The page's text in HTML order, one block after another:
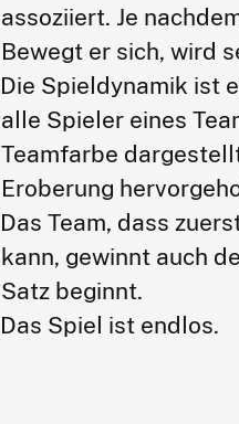
assoziiert. Je
Bewegt er sich, wird
Die Spieldynamik ist
alle Spieler eines
Teamfarbe
Eroberung
Das Team, dass
kann, gewinnt auch
Satz beginnt.
Das Spiel ist endlos.